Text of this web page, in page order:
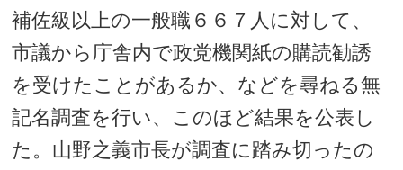
補佐級以上の一般職６６７人に対して、
市議から庁舎内で政党機関紙の購読勧誘
を受けたことがあるか、などを尋ねる無
記名調査を行い、このほど結果を公表し
た。山野之義市長が調査に踏み切ったの